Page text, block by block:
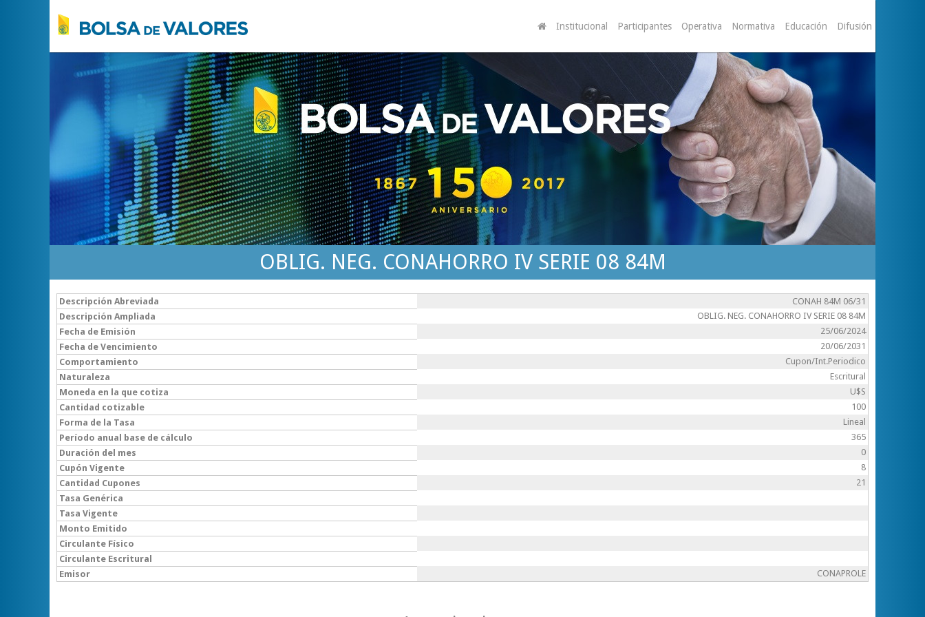
Institucional Participantes Operativa Normativa Educación Difusión
OBLIG. NEG. CONAHORRO IV SERIE 08 84M
Descripción Abreviada
CONAH 84M 06/31
Descripción Ampliada
OBLIG. NEG. CONAHORRO IV SERIE 08 84M
Fecha de Emisión
25/06/2024
Fecha de Vencimiento
20/06/2031
Comportamiento
Cupon/Int.Periodico
Naturaleza
Escritural
Moneda en la que cotiza
U$S
Cantidad cotizable
100
Forma de la Tasa
Lineal
Período anual base de cálculo
365
Duración del mes
0
Cupón Vigente
8
Cantidad Cupones
21
Tasa Genérica
Tasa Vigente
Monto Emitido
Circulante Físico
Circulante Escritural
Emisor
CONAPROLE